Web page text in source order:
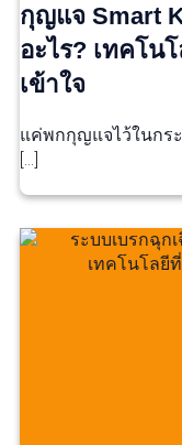
กุญแจ Smart
อะไร? เทคโน
เข้าใจ
แค่พกกุญแจไว้ในกร
[…]